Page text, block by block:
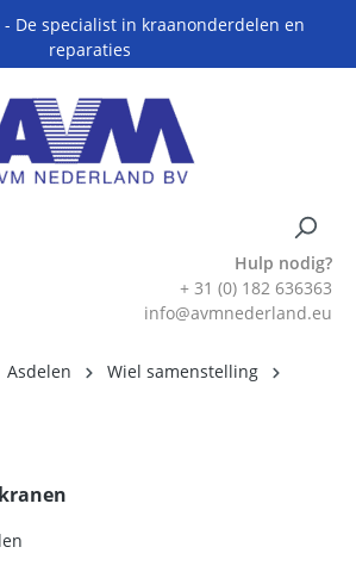
De specialist in kraanonderdelen en
reparaties
Hulp nodig?
+ 31 (0) 182 636363
info@avmnederland.eu
Asdelen
Wiel samenstelling